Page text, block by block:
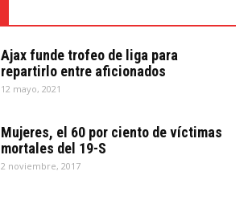
Ajax funde trofeo de liga para
repartirlo entre aficionados
12 mayo, 2021
Mujeres, el 60 por ciento de víctimas
mortales del 19-S
2 noviembre, 2017